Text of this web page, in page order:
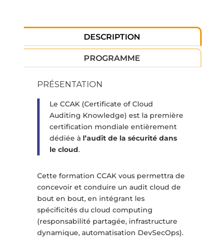
DESCRIPTION
PROGRAMME
PRÉSENTATION
Le CCAK (Certificate of Cloud
Auditing Knowledge) est la première
certification mondiale entièrement
dédiée àl’audit de la sécurité dans
le cloud.
Cette formation CCAK vous permettra de
concevoir et conduire un audit cloud de
bout en bout, en intégrant les
spécificités du cloud computing
(responsabilité partagée, infrastructure
dynamique, automatisation DevSecOps).